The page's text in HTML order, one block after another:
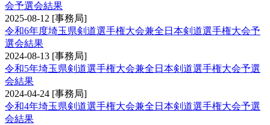
会予選会結果
2025-08-12 [事務局]
令和6年度埼玉県剣道選手権大会兼全日本剣道選手権大会予
選会結果
2024-08-13 [事務局]
令和5年埼玉県剣道選手権大会兼全日本剣道選手権大会予選
会結果
2024-04-24 [事務局]
令和4年埼玉県剣道選手権大会兼全日本剣道選手権大会予選
会結果